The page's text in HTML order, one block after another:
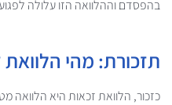
בהפסדם וההלוואה הזו עלולה
תזכורת: מהי הלוואת
כזכור, הלוואת זכאות היא